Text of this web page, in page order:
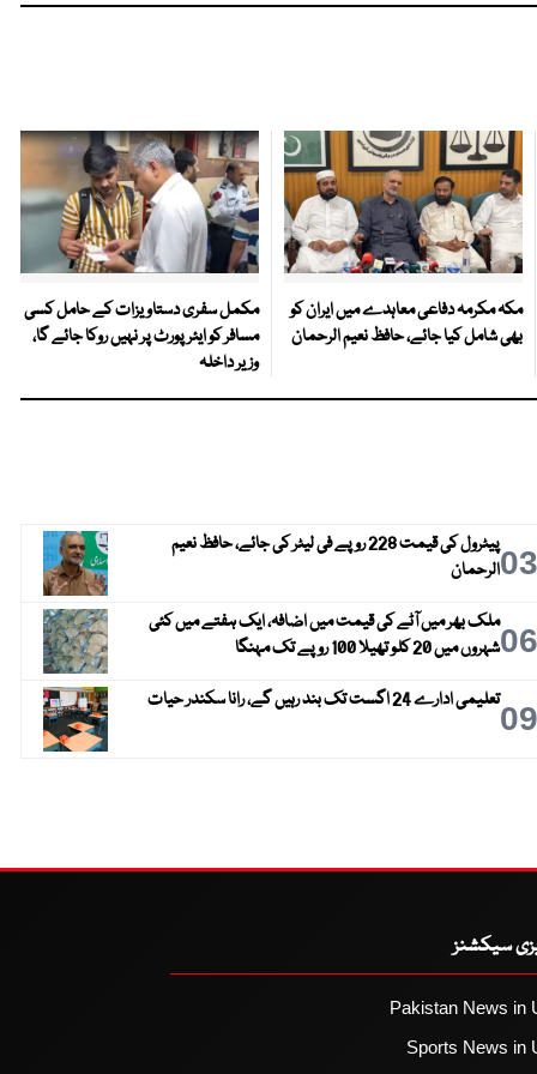
مکہ مکرمہ دفاعی معاہدے میں ایران کو
بھی شامل کیا جائے، حافظ نعیم الرحمان
مکمل سفری دستاویزات کے حامل کسی
مسافر کو ایئرپورٹ پر نہیں روکا جائے گا،
وزیر داخلہ
03
پیٹرول کی قیمت 228 روپے فی لیٹر کی جائے، حافظ نعیم
الرحمان
06ملک بھر میں آٹے کی قیمت میں اضافہ، ایک ہفتے میں کئی
شہروں میں 20 کلو تھیلا 100 روپے تک مہنگا
09تعلیمی ادارے 24 اگست تک بند رہیں گے، رانا سکندر حیات
سیکشنز
Pakistan News in
Sports News in